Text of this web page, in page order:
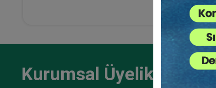
Kurumsal Üyelikler İçin